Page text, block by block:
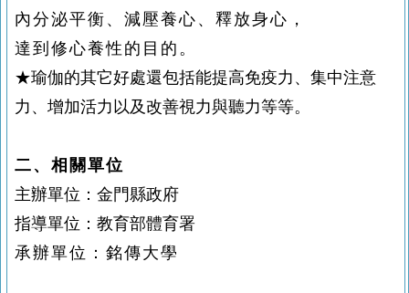
內分泌平衡、減壓養心、釋放身心，
達到修心養性的目的。
★瑜伽的其它好處還包括能提高免疫力、集中注意
力、增加活力以及改善視力與聽力等等。
二、相關單位
主辦單位：金門縣政府
指導單位：教育部體育署
承辦單位：銘傳大學